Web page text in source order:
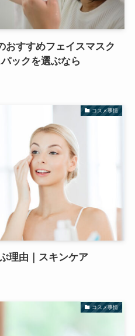
おすすめフェイスマスク
ックを選ぶなら
コスメ事情
理由｜スキンケア
コスメ事情